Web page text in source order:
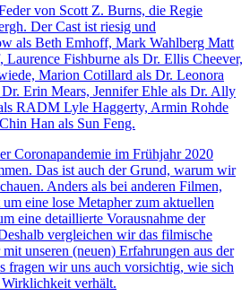
von Scott Z. Burns, die Regie
Der Cast ist riesig und
als Beth Emhoff, Mark Wahlberg Matt
Fishburne als Dr. Ellis Cheever,
Marion Cotillard als Dr. Leonora
Erin Mears, Jennifer Ehle als Dr. Ally
RADM Lyle Haggerty, Armin Rohde
Han als Sun Feng.
Coronapandemie im Frühjahr 2020
Das ist auch der Grund, warum wir
Anders als bei anderen Filmen,
eine lose Metapher zum aktuellen
eine detaillierte Vorausnahme der
vergleichen wir das filmische
unseren (neuen) Erfahrungen aus der
fragen wir uns auch vorsichtig, wie sich
verhält.